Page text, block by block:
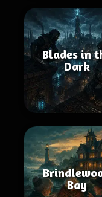
Blades in
Dark
Bay